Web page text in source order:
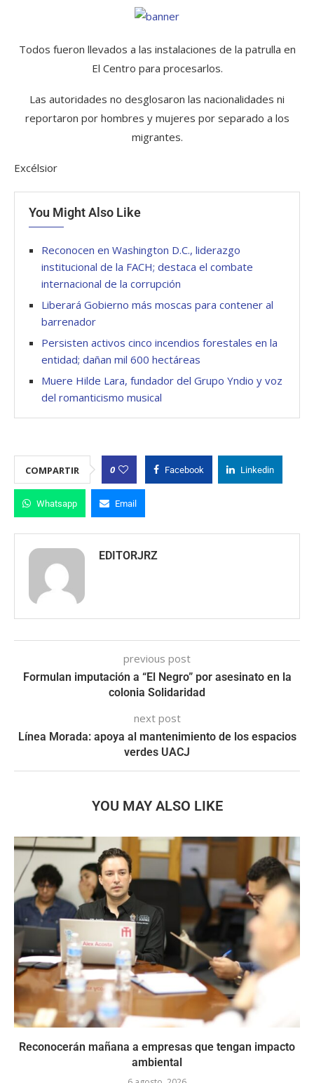
Todos fueron llevados a las instalaciones de la patrulla en
El Centro para procesarlos.
Las autoridades no desglosaron las nacionalidades ni
reportaron por hombres y mujeres por separado a los
migrantes.
Excélsior
You Might Also Like
Reconocen en Washington D.C., liderazgo
institucional de la FACH; destaca el combate
internacional de la corrupción
Liberará Gobierno más moscas para contener al
barrenador
Persisten activos cinco incendios forestales en la
entidad; dañan mil 600 hectáreas
Muere Hilde Lara, fundador del Grupo Yndio y voz
del romanticismo musical
COMPARTIR 0 Facebook Linkedin
Whatsapp Email
EDITORJRZ
previous post
Formulan imputación a “El Negro” por asesinato en la
colonia Solidaridad
next post
Línea Morada: apoya al mantenimiento de los espacios
verdes UACJ
YOU MAY ALSO LIKE
Reconocerán mañana a empresas que tengan impacto
ambiental